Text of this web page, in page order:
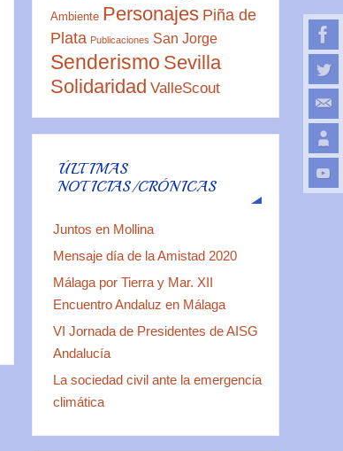
Ambiente Personajes Piña de
Plata Publicaciones San Jorge
Senderismo Sevilla
Solidaridad ValleScout
ÚLTIMAS
NOTICIAS/CRÓNICAS
Juntos en Mollina
Mensaje día de la Amistad 2020
Málaga por Tierra y Mar. XII
Encuentro Andaluz en Málaga
VI Jornada de Presidentes de AISG
Andalucía
La sociedad civil ante la emergencia
climática